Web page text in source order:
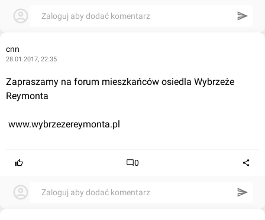
Zaloguj aby dodać komentarz
cnn
28.01.2017, 22:35
Zapraszamy na forum mieszkańców osiedla Wybrzeże
Reymonta
www.wybrzezereymonta.pl
0
Zaloguj aby dodać komentarz